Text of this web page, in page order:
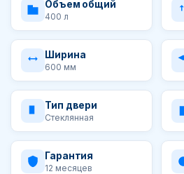
Объем общий
400 л
Ширина
600 мм
Тип двери
Стеклянная
Гарантия
12 месяцев